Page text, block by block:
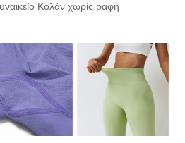
Κολάν χωρίς ραφή